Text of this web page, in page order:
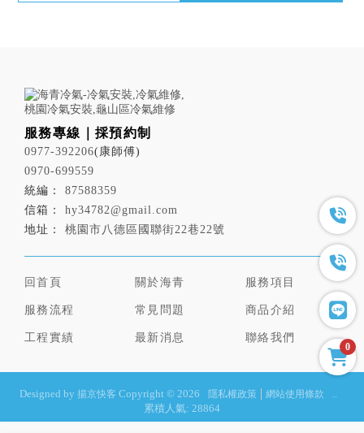
0977-392206
0970-699559
87588359
hy34782@gmail.com
桃園市八德區國聯街22巷22號
回首頁 關於海青 服務項目
服務流程 常見問題 商品介紹
工程實績 最新消息 聯絡我們
0
Designed by 揚京快客 Copyright © 2026 隱私權政策 網站使用條款 ..
累積人氣: 28864